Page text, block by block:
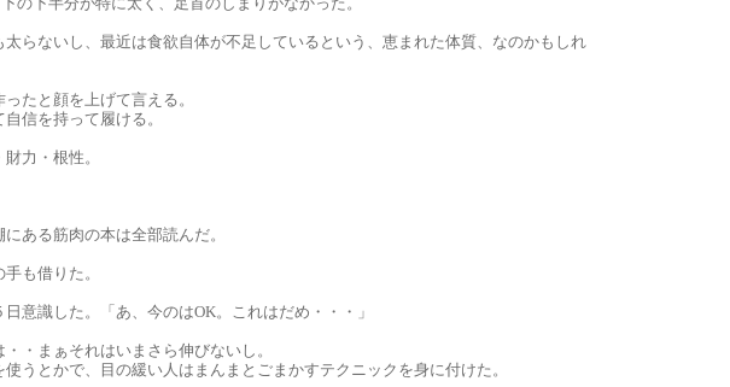
らないし、最近は食欲自体が不足しているという、恵まれた体質、なのかもしれ
たと顔を上げて言える。
信を持って履ける。
力・根性。
ある筋肉の本は全部読んだ。
も借りた。
意識した。「あ、今のはOK。これはだめ・・・」
・まぁそれはいまさら伸びないし。
うとかで、目の緩い人はまんまとごまかすテクニックを身に付けた。